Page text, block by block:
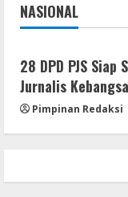
NASIONAL
Jakarta
28 DPD PJS
Jurnalis
Pimpinan Redaksi